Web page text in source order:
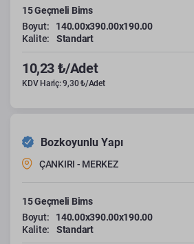
15 Geçmeli Bims
Boyut:
140.00x390.00x190.00
Kalite:
Standart
10,23 ₺/Adet
KDV Hariç: 9,30 ₺/Adet
Bozkoyunlu Yapı
ÇANKIRI - MERKEZ
15 Geçmeli Bims
Boyut:
140.00x390.00x190.00
Kalite:
Standart